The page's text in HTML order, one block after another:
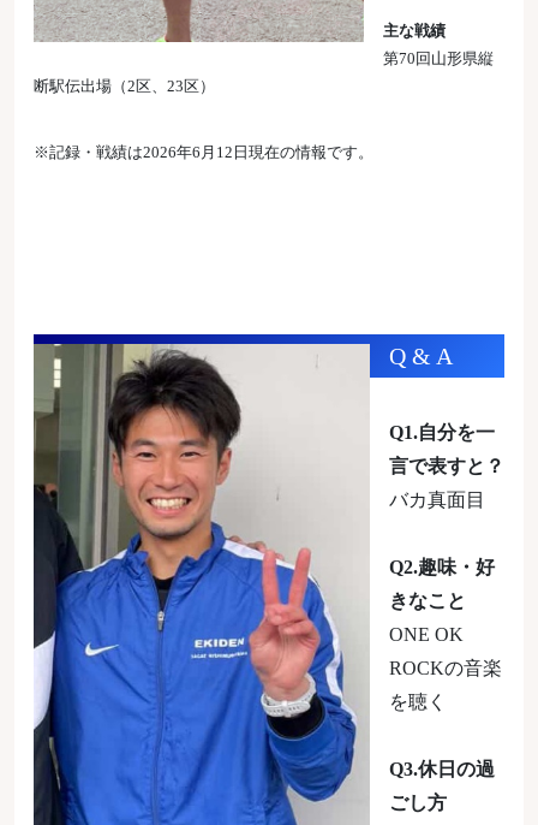
主な戦績
第70回山形県縦
断駅伝出場（2区、23区）
※記録・戦績は2026年6月12日現在の情報です。
Q & A
Q1.自分を一
言で表すと？
バカ真面目
Q2.趣味・好
きなこと
ONE OK
ROCKの音楽
を聴く
Q3.休日の過
ごし方